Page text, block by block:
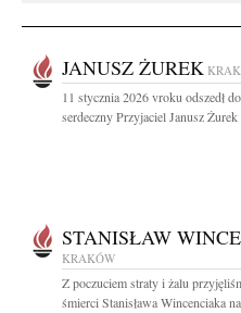
JANUSZ ŻUREK
11 stycznia 2026 vroku odszedł
serdeczny Przyjaciel Janusz Żurek
STANISŁAW
KRAKÓW
Z poczuciem straty i żalu
śmierci Stanisława Wincenciaka